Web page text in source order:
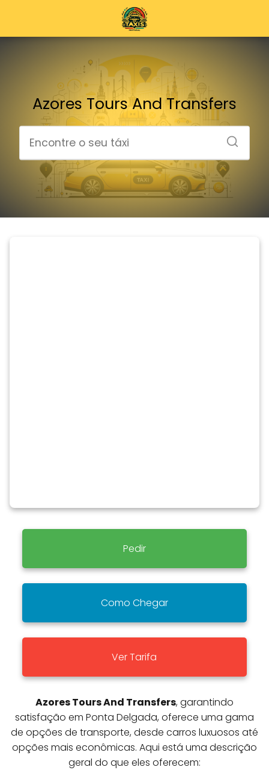
Azores Tours And Transfers
Pedir
Como Chegar
Ver Tarifa
Azores Tours And Transfers, garantindo
satisfação em Ponta Delgada, oferece uma gama
de opções de transporte, desde carros luxuosos até
opções mais econômicas. Aqui está uma descrição
geral do que eles oferecem: